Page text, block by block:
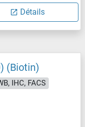
Détails
(Biotin)
IHC, FACS